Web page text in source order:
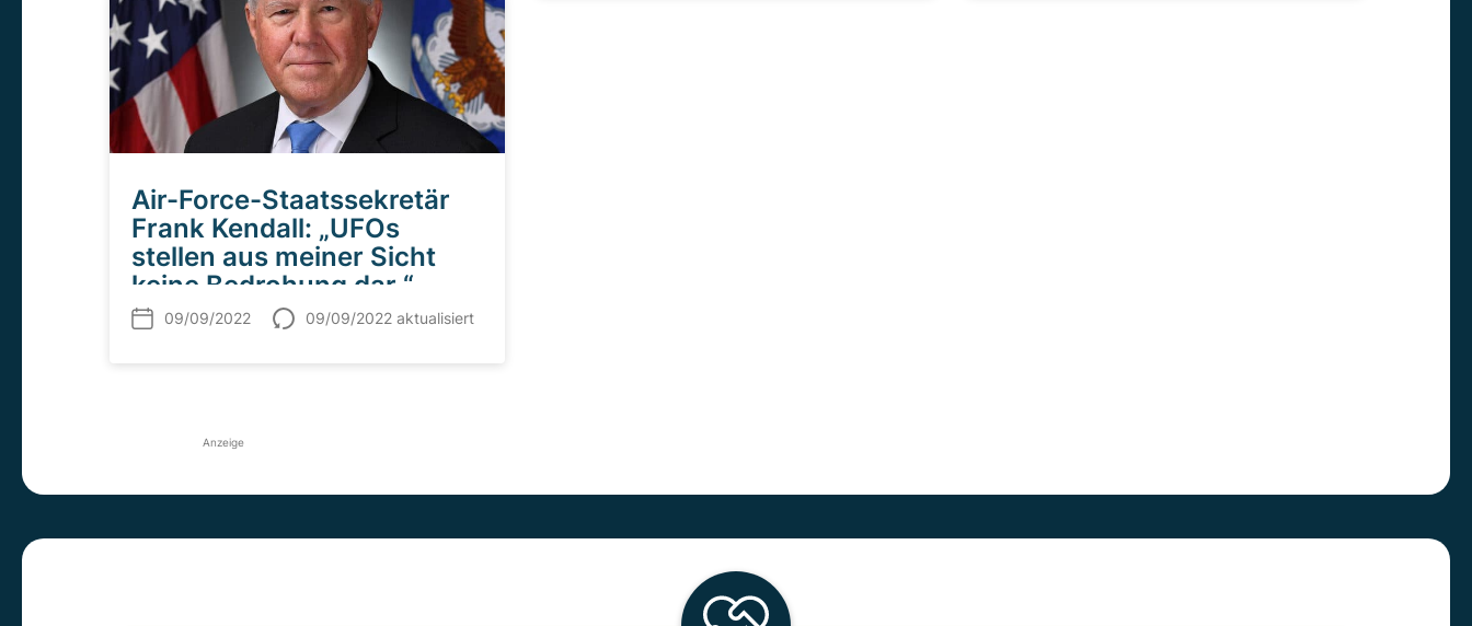
Air-Force-Staatssekretär
Frank Kendall: „UFOs
stellen aus meiner Sicht
keine Bedrohung dar.“
09/09/2022 09/09/2022 aktualisiert
Anzeige